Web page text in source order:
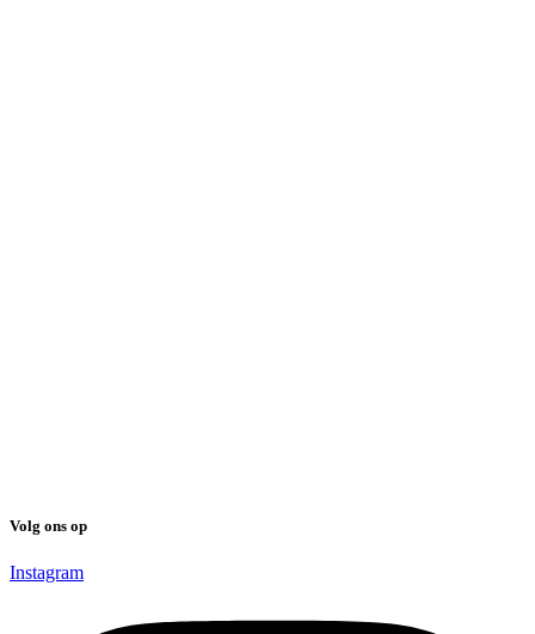
Volg ons op
Instagram